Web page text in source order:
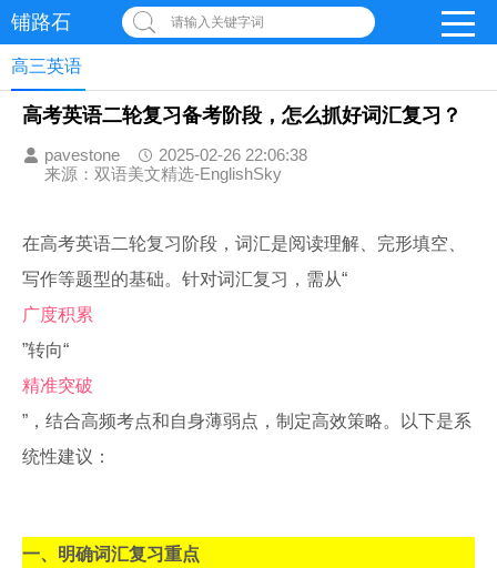
铺路石 请输入关键字词
高三英语
高考英语二轮复习备考阶段，怎么抓好词汇复习？
pavestone
2025-02-26 22:06:38
来源：双语美文精选-EnglishSky
在高考英语二轮复习阶段，词汇是阅读理解、完形填空、
写作等题型的基础。针对词汇复习，需从“
广度积累
”转向“
精准突破
”，结合高频考点和自身薄弱点，制定高效策略。以下是系
统性建议：
一、明确词汇复习重点